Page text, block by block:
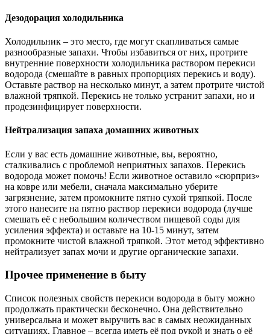
Дезодорация холодильника
Холодильник – это место, где могут скапливаться самые
разнообразные запахи. Чтобы избавиться от них, протрите
внутренние поверхности холодильника раствором перекиси
водорода (смешайте в равных пропорциях перекись и воду).
Оставьте раствор на несколько минут, а затем протрите чистой
влажной тряпкой. Перекись не только устранит запахи, но и
продезинфицирует поверхности.
Нейтрализация запаха домашних животных
Если у вас есть домашние животные, вы, вероятно,
сталкивались с проблемой неприятных запахов. Перекись
водорода может помочь! Если животное оставило «сюрприз»
на ковре или мебели, сначала максимально уберите
загрязнение, затем промокните пятно сухой тряпкой. После
этого нанесите на пятно раствор перекиси водорода (лучше
смешать её с небольшим количеством пищевой соды для
усиления эффекта) и оставьте на 10-15 минут, затем
промокните чистой влажной тряпкой. Этот метод эффективно
нейтрализует запах мочи и другие органические запахи.
Прочее применение в быту
Список полезных свойств перекиси водорода в быту можно
продолжать практически бесконечно. Она действительно
универсальна и может выручить вас в самых неожиданных
ситуациях. Главное – всегда иметь её под рукой и знать о её